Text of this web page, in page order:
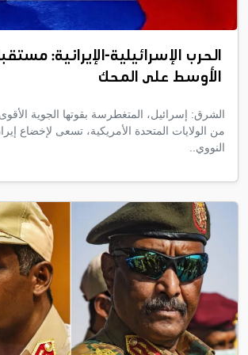
الحرب الإسرائيلية-الإيرانية:
الأوسط على المحك
الشرق: إسرائيل، المتغطرسة بقوتها الجوية
من الولايات المتحدة الأمريكية، تسعى لإخضاع
النووي..